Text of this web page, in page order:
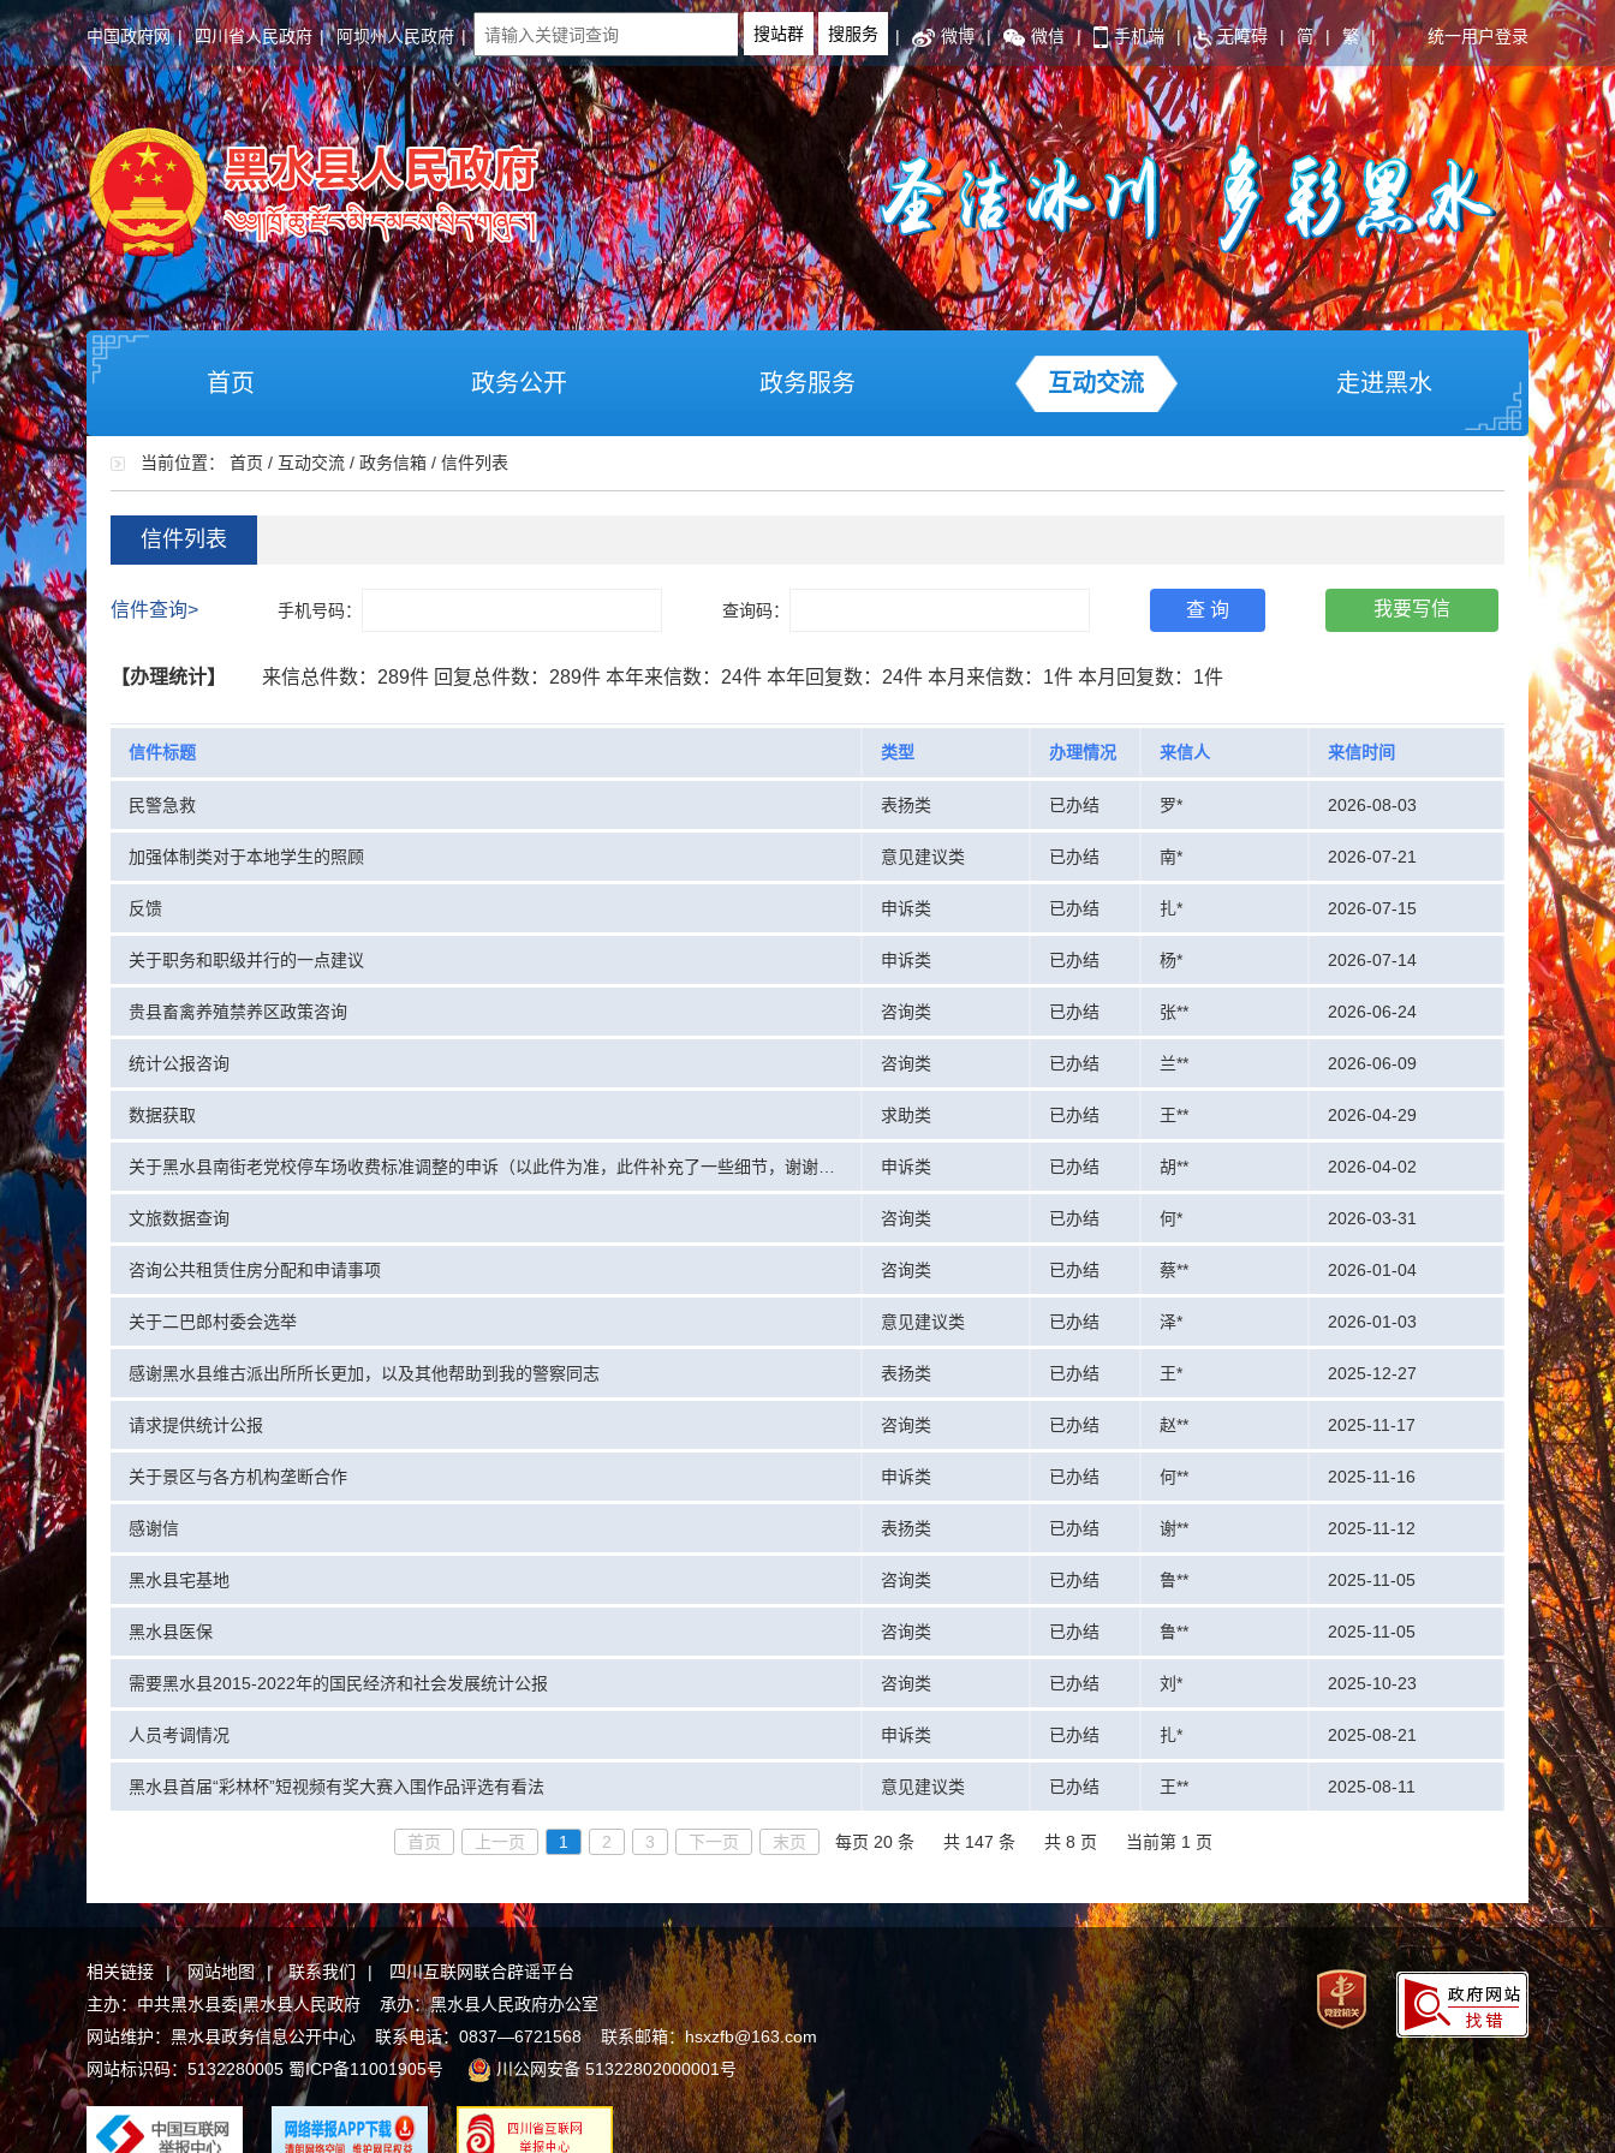
中国政府网 | 四川省人民政府 | 阿坝州人民政府 | | 微博 | 微信 | 手机端 | 无障碍 | 简 | 繁 | 统一用户登录
首页 政务公开 政务服务 互动交流 走进黑水
当前位置： 首页 / 互动交流 / 政务信箱 / 信件列表
信件列表
信件查询> 手机号码： 查询码： 查 询 我要写信
【办理统计】 来信总件数： 289件 回复总件数： 289件 本年来信数： 24件 本年回复数： 24件 本月来信数： 1件 本月回复数： 1件
信件标题 类型 办理情况 来信人 来信时间
民警急救 表扬类 已办结 罗* 2026-08-03
加强体制类对于本地学生的照顾 意见建议类 已办结 南* 2026-07-21
反馈 申诉类 已办结 扎* 2026-07-15
关于职务和职级并行的一点建议 申诉类 已办结 杨* 2026-07-14
贵县畜禽养殖禁养区政策咨询 咨询类 已办结 张** 2026-06-24
统计公报咨询 咨询类 已办结 兰** 2026-06-09
数据获取 求助类 已办结 王** 2026-04-29
申诉类 已办结 胡** 2026-04-02
文旅数据查询 咨询类 已办结 何* 2026-03-31
咨询公共租赁住房分配和申请事项 咨询类 已办结 蔡** 2026-01-04
关于二巴郎村委会选举 意见建议类 已办结 泽* 2026-01-03
感谢黑水县维古派出所所长更加，以及其他帮助到我的警察同志 表扬类 已办结 王* 2025-12-27
请求提供统计公报 咨询类 已办结 赵** 2025-11-17
关于景区与各方机构垄断合作 申诉类 已办结 何** 2025-11-16
感谢信 表扬类 已办结 谢** 2025-11-12
黑水县宅基地 咨询类 已办结 鲁** 2025-11-05
黑水县医保 咨询类 已办结 鲁** 2025-11-05
需要黑水县2015-2022年的国民经济和社会发展统计公报 咨询类 已办结 刘* 2025-10-23
人员考调情况 申诉类 已办结 扎* 2025-08-21
黑水县首届“彩林杯”短视频有奖大赛入围作品评选有看法 意见建议类 已办结 王** 2025-08-11
首页 上一页 1 2 3 下一页 末页 每页 20 条 共 147 条 共 8 页 当前第 1 页
相关链接 | 网站地图 | 联系我们 |
四川互联网联合辟谣平台
主办：中共黑水县委|黑水县人民政府 承办：黑水县人民政府办公室
网站维护：黑水县政务信息公开中心 联系电话：0837—6721568 联系邮箱：hsxzfb@163.com
网站标识码：5132280005 蜀ICP备11001905号 川公网安备 51322802000001号